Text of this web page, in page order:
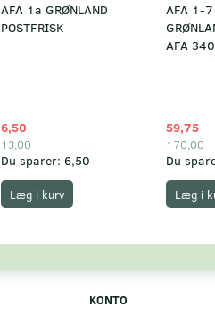
AFA 1a GRØNLAND
POSTFRISK
6,50
13,00
Du sparer: 6,50
Læg i kurv
AFA 1-7
AFA
59,75
170,00
Du
Læg i
KONTO